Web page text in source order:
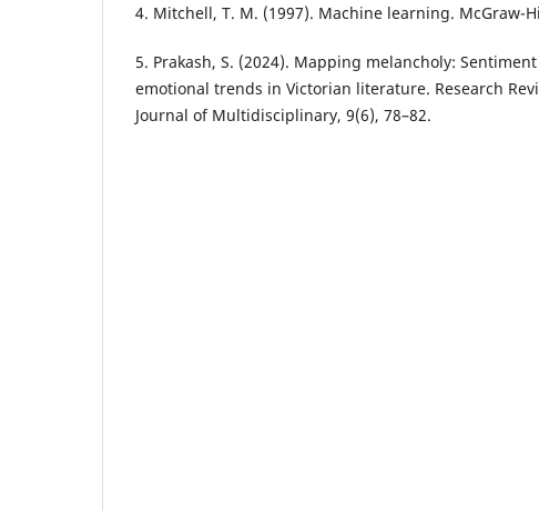
4. Mitchell, T. M. (1997). Machine learning. McGraw-
5. Prakash, S. (2024). Mapping melancholy:
emotional trends in Victorian literature. Research
Journal of Multidisciplinary, 9(6), 78–82.